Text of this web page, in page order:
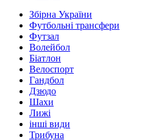
Збірна України
Футбольні трансфери
Футзал
Волейбол
Біатлон
Велоспорт
Гандбол
Дзюдо
Шахи
Лижі
інші види
Трибуна